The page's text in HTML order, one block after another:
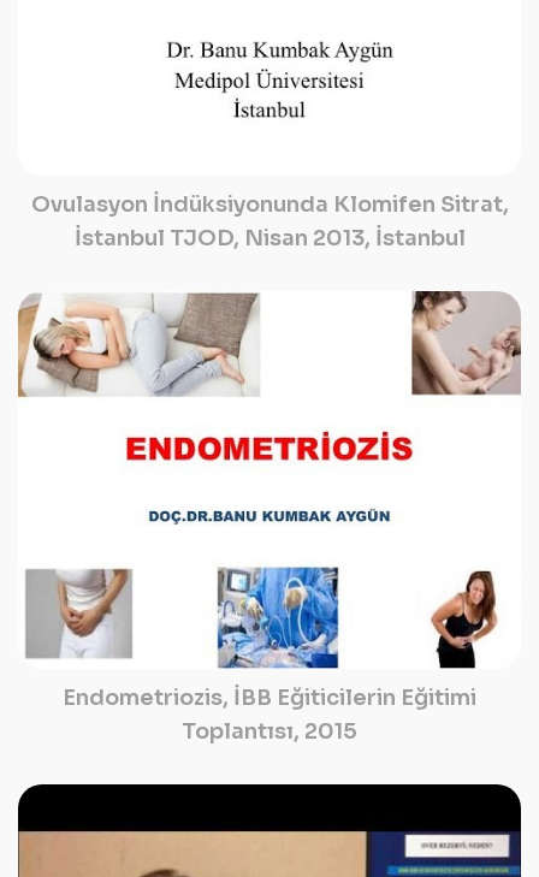
Ovulasyon İndüksiyonunda Klomifen Sitrat,
İstanbul TJOD, Nisan 2013, İstanbul
Endometriozis, İBB Eğiticilerin Eğitimi
Toplantısı, 2015